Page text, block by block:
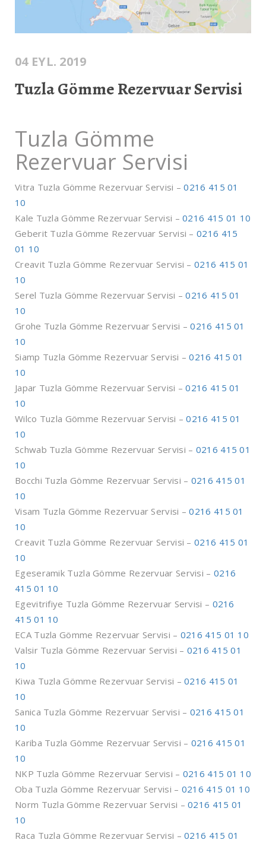
04 EYL. 2019
Tuzla Gömme Rezervuar Servisi
Tuzla Gömme
Rezervuar Servisi
Vitra Tuzla Gömme Rezervuar Servisi –0216 415 01
10
Kale Tuzla Gömme Rezervuar Servisi –0216 415 01 10
Geberit Tuzla Gömme Rezervuar Servisi – 0216 415
01 10
Creavit Tuzla Gömme Rezervuar Servisi – 0216 415 01
10
Serel Tuzla Gömme Rezervuar Servisi –0216 415 01
10
Grohe Tuzla Gömme Rezervuar Servisi –0216 415 01
10
Siamp Tuzla Gömme Rezervuar Servisi –0216 415 01
10
Japar Tuzla Gömme Rezervuar Servisi –0216 415 01
10
Wilco Tuzla Gömme Rezervuar Servisi –0216 415 01
10
Schwab Tuzla Gömme Rezervuar Servisi – 0216 415 01
10
Bocchi Tuzla Gömme Rezervuar Servisi – 0216 415 01
10
Visam Tuzla Gömme Rezervuar Servisi –0216 415 01
10
Creavit Tuzla Gömme Rezervuar Servisi – 0216 415 01
10
Egeseramik Tuzla Gömme Rezervuar Servisi – 0216
415 01 10
Egevitrifiye Tuzla Gömme Rezervuar Servisi – 0216
415 01 10
ECA Tuzla Gömme Rezervuar Servisi – 0216 415 01 10
Valsir Tuzla Gömme Rezervuar Servisi – 0216 415 01
10
Kiwa Tuzla Gömme Rezervuar Servisi –0216 415 01
10
Sanica Tuzla Gömme Rezervuar Servisi – 0216 415 01
10
Kariba Tuzla Gömme Rezervuar Servisi – 0216 415 01
10
NKP Tuzla Gömme Rezervuar Servisi – 0216 415 01 10
Oba Tuzla Gömme Rezervuar Servisi – 0216 415 01 10
Norm Tuzla Gömme Rezervuar Servisi –0216 415 01
10
Raca Tuzla Gömme Rezervuar Servisi –0216 415 01